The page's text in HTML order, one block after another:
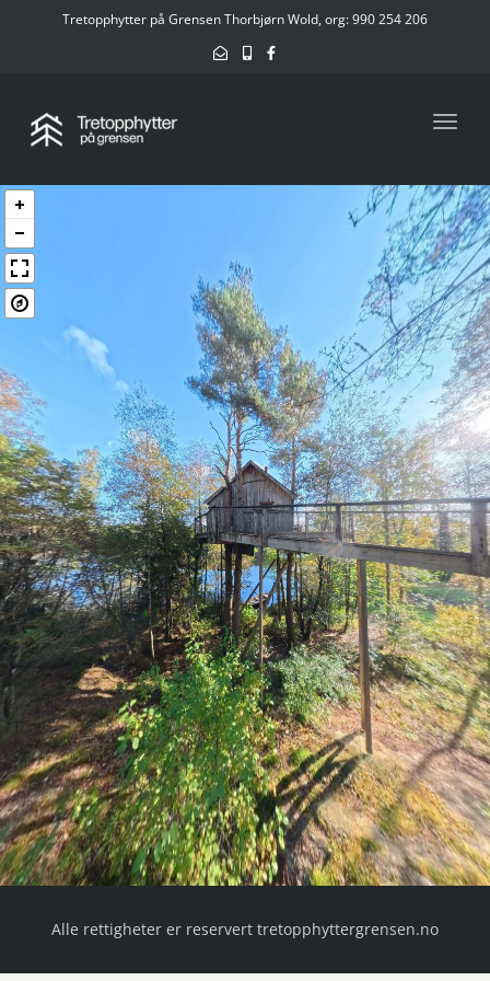
Tretopphytter på Grensen Thorbjørn Wold, org: 990 254 206
Alle rettigheter er reservert tretopphyttergrensen.no